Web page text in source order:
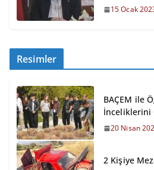
15 Ocak
Resimler
BAÇEM ile
İnceliklerini
20 Nisan
2 Kişiye